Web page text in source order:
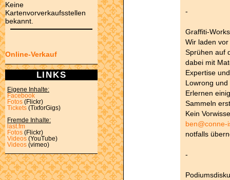
Keine
Kartenvorverkaufsstellen
bekannt.
Online-Verkauf
LINKS
Eigene Inhalte:
Facebook
Fotos (Flickr)
Tickets (TixforGigs)
Fremde Inhalte:
last.fm
Fotos (Flickr)
Videos (YouTube)
Videos (vimeo)
-
Graffiti-
Wir laden
Sprühen auf
dabei mit
Expertise
Lowrong
Erlernen
Sammeln
Kein
ben@conne-
notfalls
-